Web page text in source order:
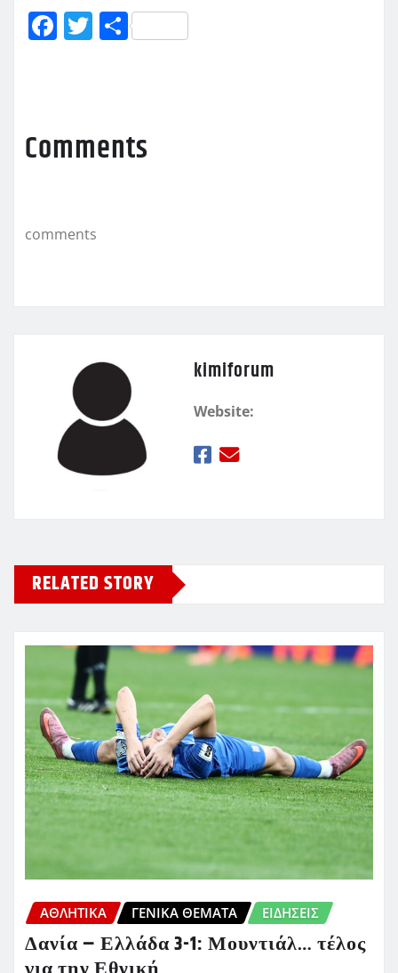
F
b
o
k
T
r
Μ
σ
τ
Comments
comments
kimiforum
Website:
RELATED STORY
ΑΘΛΗΤΙΚΑ ΓΕΝΙΚΑ ΘΕΜΑΤΑ ΕΙΔΗΣΕΙΣ
Δανία – Ελλάδα 3-1: Μουντιάλ… τέλος